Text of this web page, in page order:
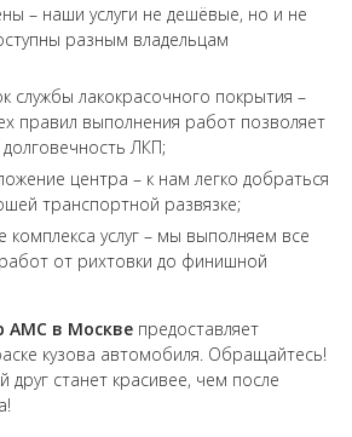
– наши услуги не дешёвые, но и не
разным владельцам
службы лакокрасочного покрытия –
правил выполнения работ позволяет
ЛКП;
центра – к нам легко добраться
транспортной развязке;
комплекса услуг – мы выполняем все
от рихтовки до финишной
АМС в Москве предоставляет
кузова автомобиля. Обращайтесь!
станет красивее, чем после